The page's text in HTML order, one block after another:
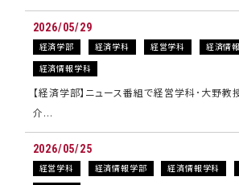
2026/05/29
経済学部 経済学科 経営学科 経済情
経済情報学科
【経済学部】ニュース番組で経営学科･大野教
介…
2026/05/25
経営学科 経済情報学部 経済情報学科